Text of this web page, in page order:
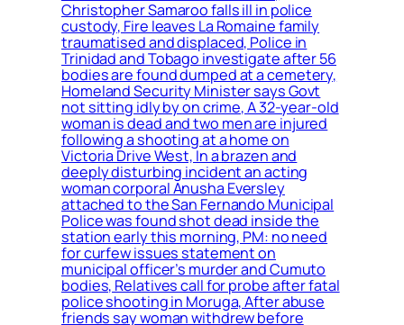
Christopher Samaroo falls ill in police
custody, Fire leaves La Romaine family
traumatised and displaced, Police in
Trinidad and Tobago investigate after 56
bodies are found dumped at a cemetery,
Homeland Security Minister says Govt
not sitting idly by on crime, A 32-year-old
woman is dead and two men are injured
following a shooting at a home on
Victoria Drive West, In a brazen and
deeply disturbing incident an acting
woman corporal Anusha Eversley
attached to the San Fernando Municipal
Police was found shot dead inside the
station early this morning, PM: no need
for curfew issues statement on
municipal officer’s murder and Cumuto
bodies, Relatives call for probe after fatal
police shooting in Moruga, After abuse
friends say woman withdrew before